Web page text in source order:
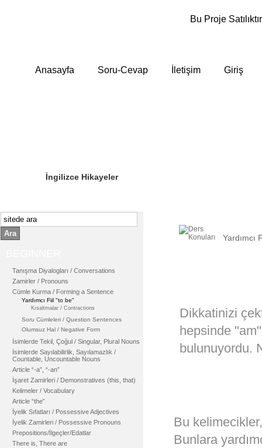
Bu Proje
Anasayfa Soru-Cevap İletişim Giriş
İngilizce Hikayeler
Ara
Tanışma Diyalogları / Conversations
Zamirler / Pronouns
Cümle Kurma / Forming a Sentence
Yardımcı Fiil "to be"
Kısaltmalar / Contractions
Soru Cümleleri / Question Sentences
Olumsuz Hal / Negative Form
İsimlerde Tekil, Çoğul / Singular, Plural Nouns
İsimlerde Sayılabilirlik, Sayılamazlık /
Countable, Uncountable Nouns
Article “-a”, “-an”
İşaret Zamirleri / Demonstratives (this, that)
Kelimeler / Vocabulary
Article “the”
İyelik Sıfatları / Possessive Adjectives
İyelik Zamirleri / Possessive Pronouns
Prepositions/İlgeçler/Edatlar
There is, There are
Yardımcı
Dikkatinizi
hepsinde
bulunuyordu.
Bu
Bunlara